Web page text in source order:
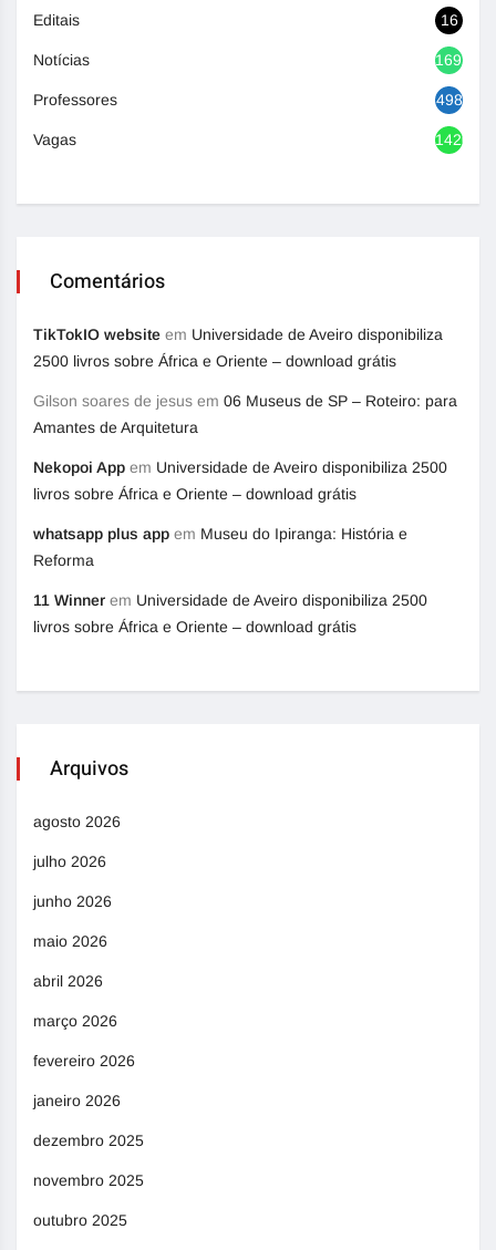
Editais 16
Notícias 1692
Professores 498
Vagas 1420
Comentários
TikTokIO website em Universidade de Aveiro disponibiliza
2500 livros sobre África e Oriente – download grátis
Gilson soares de jesus em 06 Museus de SP – Roteiro: para
Amantes de Arquitetura
Nekopoi App em Universidade de Aveiro disponibiliza 2500
livros sobre África e Oriente – download grátis
whatsapp plus app em Museu do Ipiranga: História e
Reforma
11 Winner em Universidade de Aveiro disponibiliza 2500
livros sobre África e Oriente – download grátis
Arquivos
agosto 2026
julho 2026
junho 2026
maio 2026
abril 2026
março 2026
fevereiro 2026
janeiro 2026
dezembro 2025
novembro 2025
outubro 2025